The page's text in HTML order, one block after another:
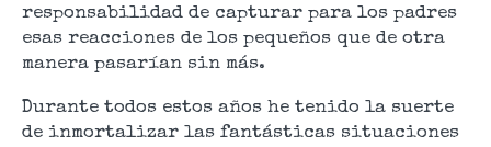
responsabilidad de capturar para los padres
esas reacciones de los pequeños que de otra
manera pasarían sin más.
Durante todos estos años he tenido la suerte
de inmortalizar las fantásticas situaciones